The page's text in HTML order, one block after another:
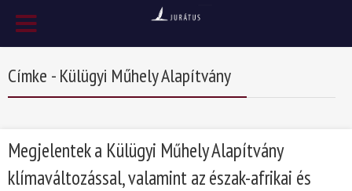
Címke - Külügyi Műhely Alapítvány
Megjelentek a Külügyi Műhely Alapítvány
klímaváltozással, valamint az észak-afrikai és